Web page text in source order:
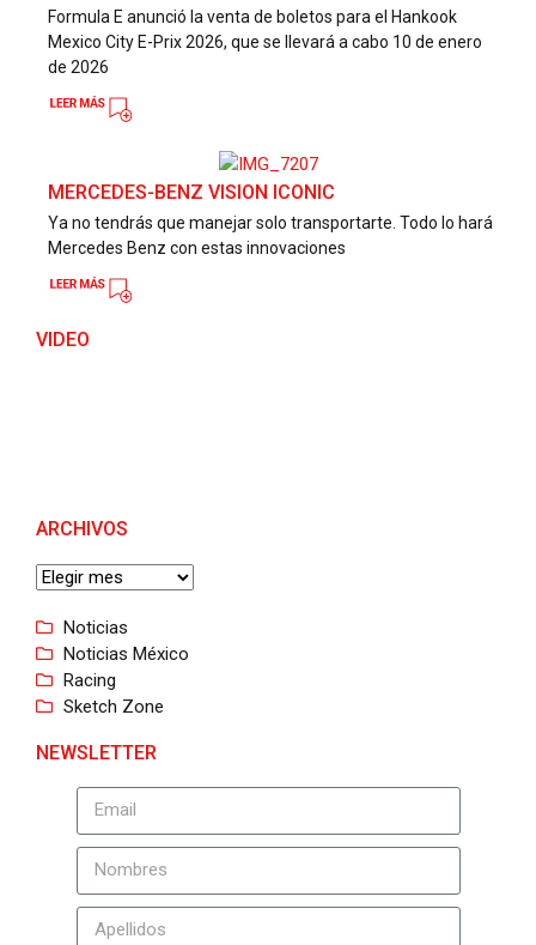
Formula E anunció la venta de boletos para el Hankook
Mexico City E-Prix 2026, que se llevará a cabo 10 de enero
de 2026
MERCEDES-BENZ VISION ICONIC
Ya no tendrás que manejar solo transportarte. Todo lo hará
Mercedes Benz con estas innovaciones
VIDEO
ARCHIVOS
Noticias
Noticias México
Racing
Sketch Zone
NEWSLETTER